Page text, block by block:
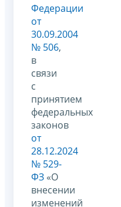
Федерации
от
30.09.2004
№ 506,
в
связи
с
принятием
федеральных
законов
от
28.12.2024
№ 529-
ФЗ «О
внесении
изменений